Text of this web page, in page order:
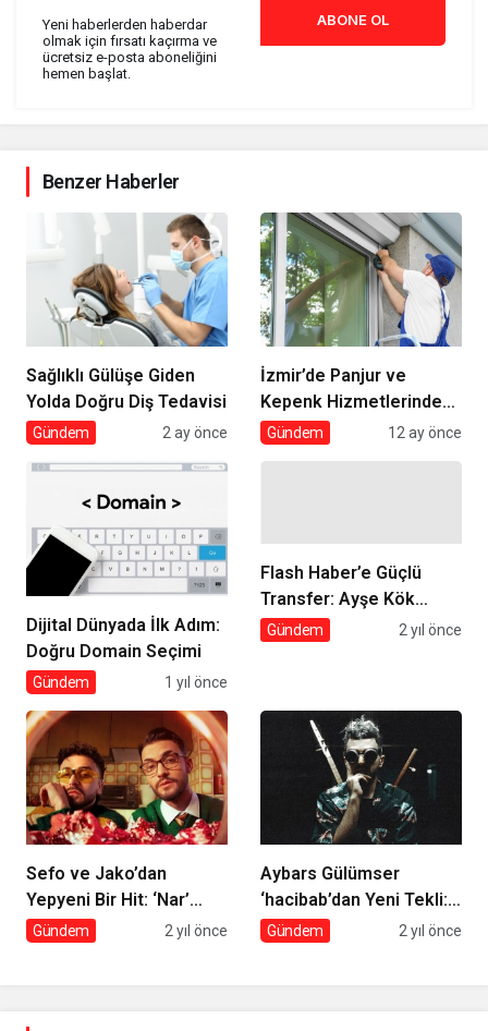
Yeni haberlerden haberdar
olmak için fırsatı kaçırma ve
ücretsiz e-posta aboneliğini
hemen başlat.
ABONE OL
Benzer Haberler
Sağlıklı Gülüşe Giden
Yolda Doğru Diş Tedavisi
Gündem 2 ay önce
İzmir’de Panjur ve
Kepenk Hizmetlerinde
Umut Panjur Farkı
Gündem 12 ay önce
Dijital Dünyada İlk Adım:
Doğru Domain Seçimi
Gündem 1 yıl önce
Flash Haber’e Güçlü
Transfer: Ayşe Kök
Haber Programları İçerik
Gündem 2 yıl önce
Sefo ve Jako’dan
Yepyeni Bir Hit: ‘Nar’
Yayında!
Gündem 2 yıl önce
Aybars Gülümser
‘hacibab’dan Yeni Tekli:
‘Anarya’
Gündem 2 yıl önce